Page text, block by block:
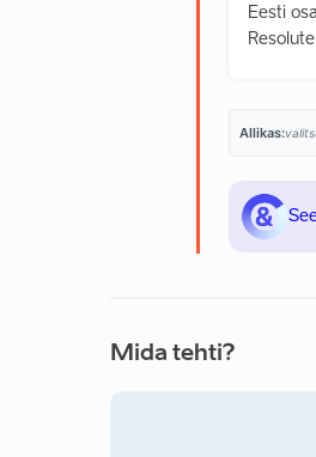
Eesti
Allikas:
Mida tehti?